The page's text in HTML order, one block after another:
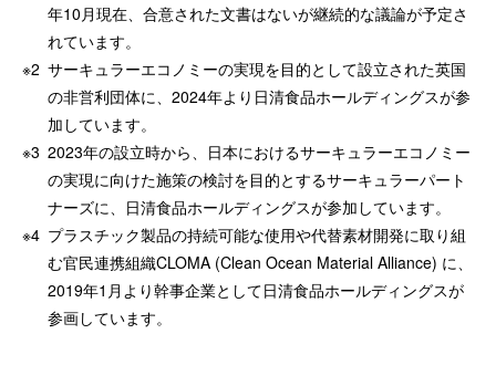
年10月現在、合意された文書はないが継続的な議論が予定さ
れています。
※2 サーキュラーエコノミーの実現を目的として設立された英国
の非営利団体に、2024年より日清食品ホールディングスが参
加しています。
※3 2023年の設立時から、日本におけるサーキュラーエコノミー
の実現に向けた施策の検討を目的とするサーキュラーパート
ナーズに、日清食品ホールディングスが参加しています。
※4 プラスチック製品の持続可能な使⽤や代替素材開発に取り組
む官⺠連携組織CLOMA (Clean Ocean Material Alliance) に、
2019年1⽉より幹事企業として日清食品ホールディングスが
参画しています。